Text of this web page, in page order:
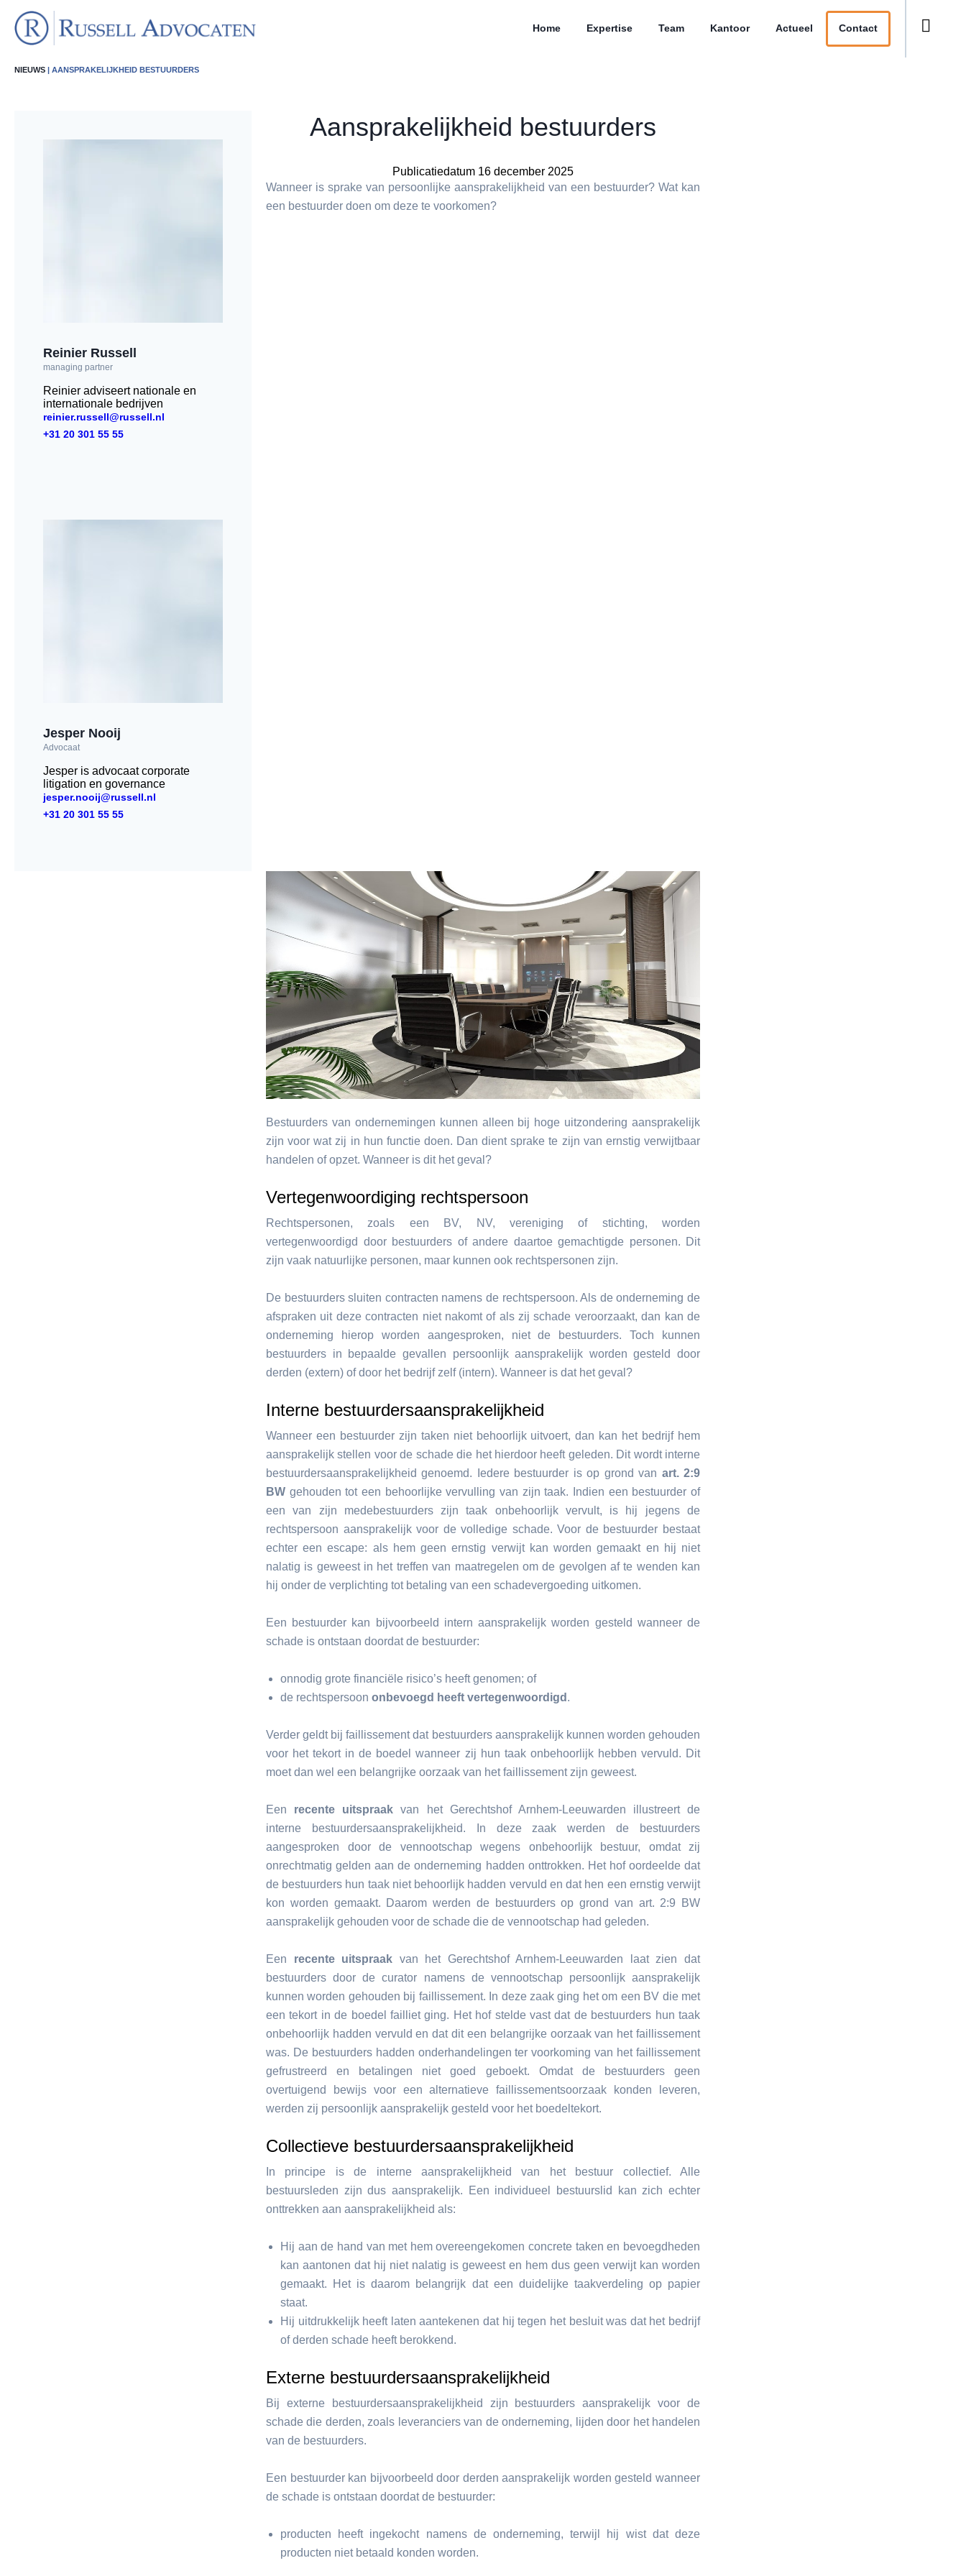
Home Expertise Team Kantoor Actueel Contact
NIEUWS | AANSPRAKELIJKHEID BESTUURDERS
Reinier Russell
managing partner
Reinier adviseert nationale en
internationale bedrijven
reinier.russell@russell.nl
+31 20 301 55 55
Jesper Nooij
Advocaat
Jesper is advocaat corporate
litigation en governance
jesper.nooij@russell.nl
+31 20 301 55 55
Aansprakelijkheid bestuurders
Publicatiedatum 16 december 2025
Wanneer is sprake van persoonlijke aansprakelijkheid van een bestuurder? Wat kan
een bestuurder doen om deze te voorkomen?
Bestuurders van ondernemingen kunnen alleen bij hoge uitzondering aansprakelijk
zijn voor wat zij in hun functie doen. Dan dient sprake te zijn van ernstig verwijtbaar
handelen of opzet. Wanneer is dit het geval?
Vertegenwoordiging rechtspersoon
Rechtspersonen, zoals een BV, NV, vereniging of stichting, worden
vertegenwoordigd door bestuurders of andere daartoe gemachtigde personen. Dit
zijn vaak natuurlijke personen, maar kunnen ook rechtspersonen zijn.
De bestuurders sluiten contracten namens de rechtspersoon. Als de onderneming de
afspraken uit deze contracten niet nakomt of als zij schade veroorzaakt, dan kan de
onderneming hierop worden aangesproken, niet de bestuurders. Toch kunnen
bestuurders in bepaalde gevallen persoonlijk aansprakelijk worden gesteld door
derden (extern) of door het bedrijf zelf (intern). Wanneer is dat het geval?
Interne bestuurdersaansprakelijkheid
Wanneer een bestuurder zijn taken niet behoorlijk uitvoert, dan kan het bedrijf hem
aansprakelijk stellen voor de schade die het hierdoor heeft geleden. Dit wordt interne
bestuurdersaansprakelijkheid genoemd. Iedere bestuurder is op grond van art. 2:9
BW gehouden tot een behoorlijke vervulling van zijn taak. Indien een bestuurder of
een van zijn medebestuurders zijn taak onbehoorlijk vervult, is hij jegens de
rechtspersoon aansprakelijk voor de volledige schade. Voor de bestuurder bestaat
echter een escape: als hem geen ernstig verwijt kan worden gemaakt en hij niet
nalatig is geweest in het treffen van maatregelen om de gevolgen af te wenden kan
hij onder de verplichting tot betaling van een schadevergoeding uitkomen.
Een bestuurder kan bijvoorbeeld intern aansprakelijk worden gesteld wanneer de
schade is ontstaan doordat de bestuurder:
onnodig grote financiële risico’s heeft genomen; of
de rechtspersoon onbevoegd heeft vertegenwoordigd .
Verder geldt bij faillissement dat bestuurders aansprakelijk kunnen worden gehouden
voor het tekort in de boedel wanneer zij hun taak onbehoorlijk hebben vervuld. Dit
moet dan wel een belangrijke oorzaak van het faillissement zijn geweest.
Een recente uitspraak van het Gerechtshof Arnhem-Leeuwarden illustreert de
interne bestuurdersaansprakelijkheid. In deze zaak werden de bestuurders
aangesproken door de vennootschap wegens onbehoorlijk bestuur, omdat zij
onrechtmatig gelden aan de onderneming hadden onttrokken. Het hof oordeelde dat
de bestuurders hun taak niet behoorlijk hadden vervuld en dat hen een ernstig verwijt
kon worden gemaakt. Daarom werden de bestuurders op grond van art. 2:9 BW
aansprakelijk gehouden voor de schade die de vennootschap had geleden.
Een recente uitspraak van het Gerechtshof Arnhem-Leeuwarden laat zien dat
bestuurders door de curator namens de vennootschap persoonlijk aansprakelijk
kunnen worden gehouden bij faillissement. In deze zaak ging het om een BV die met
een tekort in de boedel failliet ging. Het hof stelde vast dat de bestuurders hun taak
onbehoorlijk hadden vervuld en dat dit een belangrijke oorzaak van het faillissement
was. De bestuurders hadden onderhandelingen ter voorkoming van het faillissement
gefrustreerd en betalingen niet goed geboekt. Omdat de bestuurders geen
overtuigend bewijs voor een alternatieve faillissementsoorzaak konden leveren,
werden zij persoonlijk aansprakelijk gesteld voor het boedeltekort.
Collectieve bestuurdersaansprakelijkheid
In principe is de interne aansprakelijkheid van het bestuur collectief. Alle
bestuursleden zijn dus aansprakelijk. Een individueel bestuurslid kan zich echter
onttrekken aan aansprakelijkheid als:
Hij aan de hand van met hem overeengekomen concrete taken en bevoegdheden
kan aantonen dat hij niet nalatig is geweest en hem dus geen verwijt kan worden
gemaakt. Het is daarom belangrijk dat een duidelijke taakverdeling op papier
staat.
Hij uitdrukkelijk heeft laten aantekenen dat hij tegen het besluit was dat het bedrijf
of derden schade heeft berokkend.
Externe bestuurdersaansprakelijkheid
Bij externe bestuurdersaansprakelijkheid zijn bestuurders aansprakelijk voor de
schade die derden, zoals leveranciers van de onderneming, lijden door het handelen
van de bestuurders.
Een bestuurder kan bijvoorbeeld door derden aansprakelijk worden gesteld wanneer
de schade is ontstaan doordat de bestuurder:
producten heeft ingekocht namens de onderneming, terwijl hij wist dat deze
producten niet betaald konden worden.